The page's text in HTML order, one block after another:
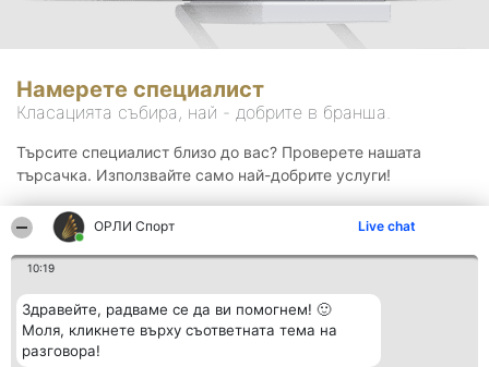
ОРЛИ Спорт Live chat
10:19
Здравейте, радваме се да ви помогнем! 🙂
Моля, кликнете върху съответната тема на
разговора!
Намерете специалист
Класацията събира, най - добрите в бранша.
Търсите специалист близо до вас? Проверете нашата
търсачка. Използвайте само най-добрите услуги!